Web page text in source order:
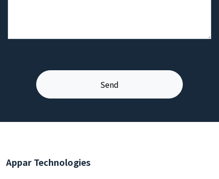
Appar Technologies